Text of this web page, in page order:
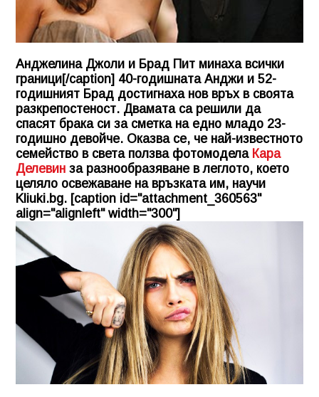
Анджелина Джоли и Брад Пит минаха всички
граници[/caption] 40-годишната Анджи и 52-
годишният Брад достигнаха нов връх в своята
разкрепостеност. Двамата са решили да
спасят брака си за сметка на едно младо 23-
годишно девойче. Оказва се, че най-известното
семейство в света ползва фотомодела Кара
Делевин за разнообразяване в леглото, което
целяло освежаване на връзката им, научи
Kliuki.bg. [caption id="attachment_360563"
align="alignleft" width="300"]